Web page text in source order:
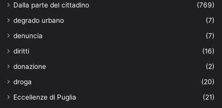
Dalla parte del cittadino
(769)
degrado urbano
(7)
denuncia
(7)
diritti
(16)
donazione
(2)
droga
(20)
Eccellenze di Puglia
(21)